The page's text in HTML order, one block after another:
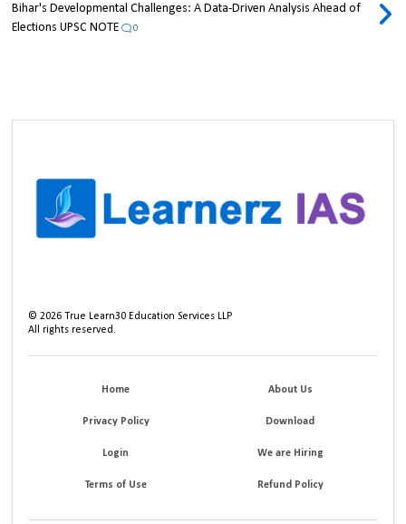
Bihar's Developmental Challenges: A Data-Driven Analysis Ahead of
Elections UPSC NOTE
0
©2026 True Learn30 Education Services LLP
All rights reserved.
Home About Us
Privacy Policy Download
Login We are Hiring
Terms of Use Refund Policy